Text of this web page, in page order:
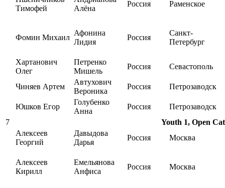
Тимофей
Алёна
Россия Раменское
Фомин Михаил
Афонина
Лидия
Россия
Санкт-
Петербург
Хартанович
Олег
Петренко
Мишель
Россия Севастополь
Чиняев Артем
Автухович
Вероника
Россия Петрозаводск
Юшков Егор
Голубенко
Анна
Россия
Петрозаводск
7
Youth 1, Open
Алексеев
Георгий
Давыдова
Дарья
Россия Москва
Алексеев
Кирилл
Емельянова
Анфиса
Россия Москва